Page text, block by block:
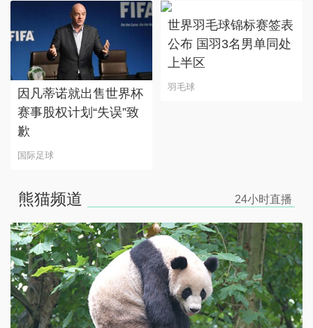
因凡蒂诺就出售世界杯
赛事股权计划“失误”致
歉
国际足球
世界羽毛球锦标赛签表
公布 国羽3名男单同处
上半区
羽毛球
熊猫频道 24小时直播